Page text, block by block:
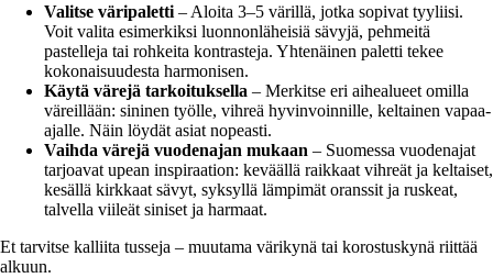
Valitse väripaletti – Aloita 3–5 värillä, jotka sopivat tyyliisi.
Voit valita esimerkiksi luonnonläheisiä sävyjä, pehmeitä
pastelleja tai rohkeita kontrasteja. Yhtenäinen paletti tekee
kokonaisuudesta harmonisen.
Käytä värejä tarkoituksella – Merkitse eri aihealueet omilla
väreillään: sininen työlle, vihreä hyvinvoinnille, keltainen vapaa-
ajalle. Näin löydät asiat nopeasti.
Vaihda värejä vuodenajan mukaan – Suomessa vuodenajat
tarjoavat upean inspiraation: keväällä raikkaat vihreät ja keltaiset,
kesällä kirkkaat sävyt, syksyllä lämpimät oranssit ja ruskeat,
talvella viileät siniset ja harmaat.
Et tarvitse kalliita tusseja – muutama värikynä tai korostuskynä riittää
alkuun.